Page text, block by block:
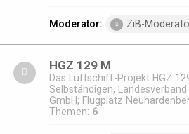
Moderator: ZiB-
HGZ 129 M
Das Luftschiff-Projekt HGZ
Selbständigen, Landesverband
GmbH; Flugplatz
Themen: 6